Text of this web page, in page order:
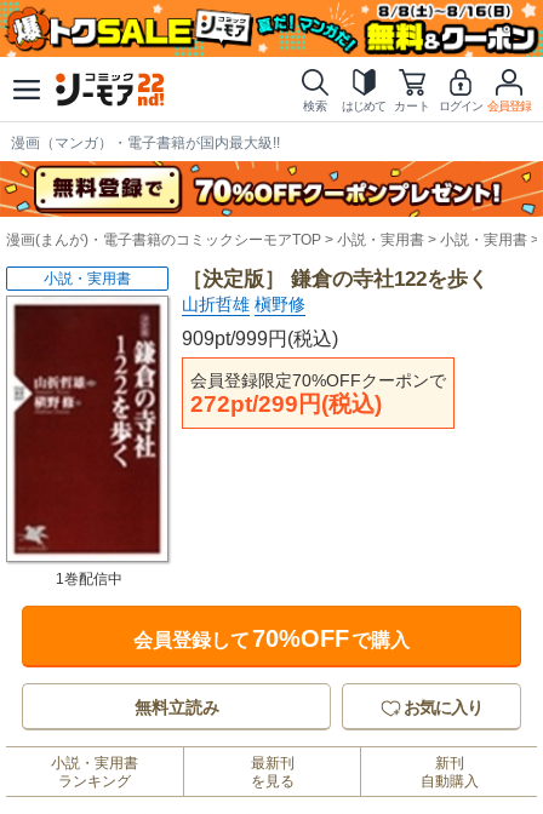
検索 はじめて カート ログイン 会員登録
漫画（マンガ）・電子書籍が国内最大級!!
漫画(まんが)・電子書籍のコミックシーモアTOP 小説・実用書 小説・実用書
［決定版］ 鎌倉の寺社122を歩く
山折哲雄 槇野修
909pt/999円(税込)
会員登録限定70%OFFクーポンで
272pt/299円(税込)
小説・実用書
1巻配信中
会員登録して70%OFFで購入
無料立読み お気に入り
小説・実用書
ランキング
最新刊
を見る
新刊
自動購入